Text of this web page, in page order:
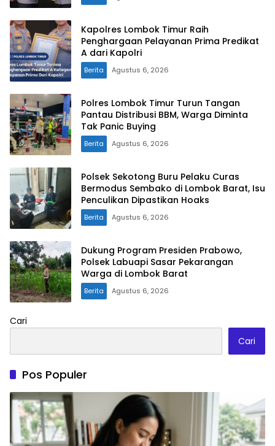
Kapolres Lombok Timur Raih
Penghargaan Pelayanan Prima Predikat
A dari Kapolri
Berita Agustus 6, 2026
Polres Lombok Timur Turun Tangan
Pantau Distribusi BBM, Warga Diminta
Tak Panic Buying
Berita Agustus 6, 2026
Polsek Sekotong Buru Pelaku Curas
Bermodus Sembako di Lombok Barat, Isu
Penculikan Dipastikan Hoaks
Berita Agustus 6, 2026
Dukung Program Presiden Prabowo,
Polsek Labuapi Sasar Pekarangan
Warga di Lombok Barat
Berita Agustus 6, 2026
Cari
Cari
Pos Populer